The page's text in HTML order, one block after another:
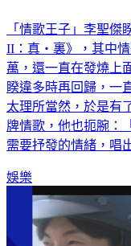
「情歌王子」李聖傑
II：真・裏》，其中
萬，還一直在發燒上
睽違多時再回歸，一
太理所當然，於是有
牌情歌，他也扼腕：
需要抒發的情緒，唱
娛樂